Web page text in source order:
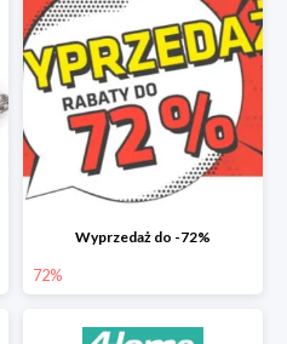
Wyprzedaż do -72%
72%